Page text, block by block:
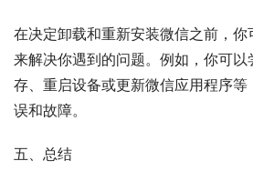
在决定卸载和重新安装微信之前，
来解决你遇到的问题。例如，你可
存、重启设备或更新微信应用程序
误和故障。
五、总结